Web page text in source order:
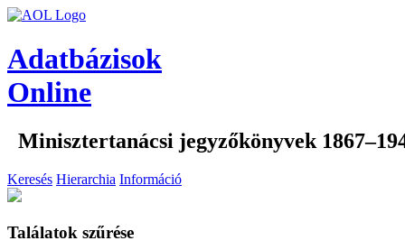
Adatbázisok
Online
Minisztertanácsi jegyzőkönyvek
Keresés Hierarchia Információ
Találatok szűrése